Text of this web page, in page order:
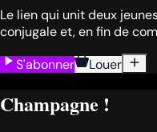
Le lien qui unit deux
conjugale et, en fin de
S'abonner
Louer
Champagne !